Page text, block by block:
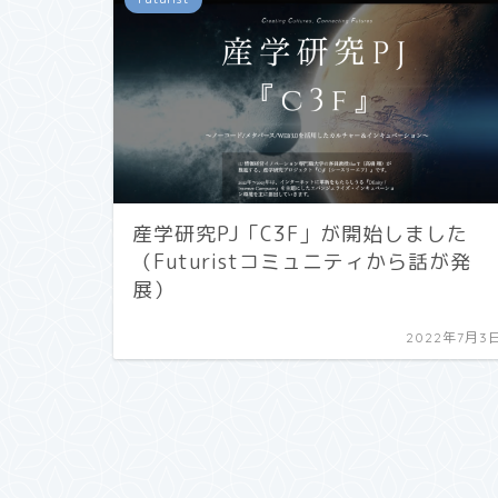
産学研究PJ「C3F」が開始しました
（Futuristコミュニティから話が発
展）
2022年7月3